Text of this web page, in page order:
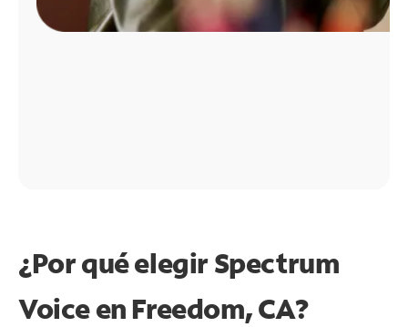
¿Por qué elegir Spectrum
Voice en Freedom, CA?